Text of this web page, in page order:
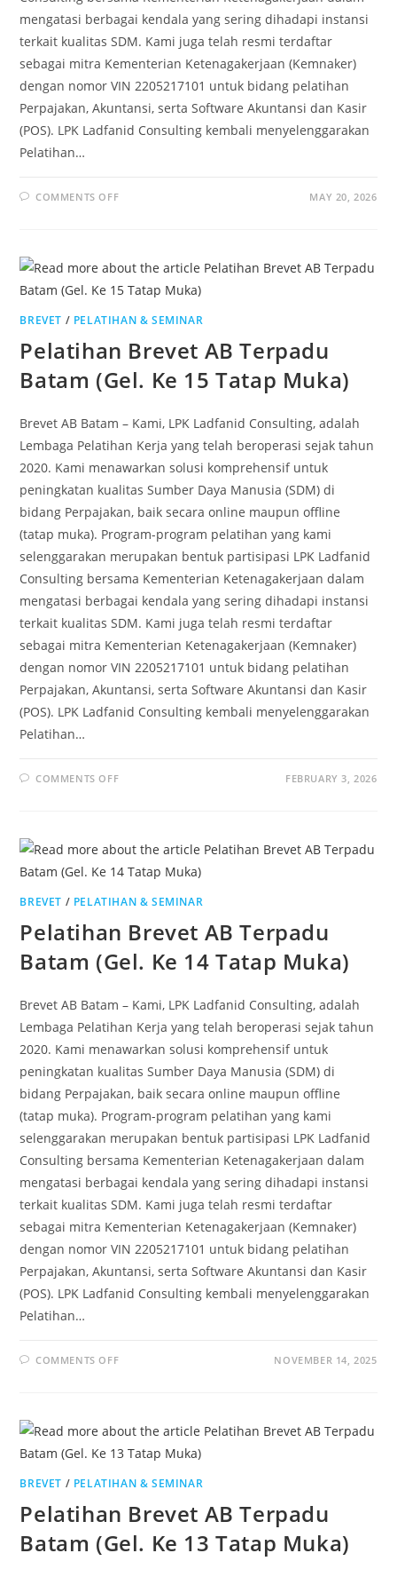
mengatasi berbagai kendala yang sering dihadapi instansi
terkait kualitas SDM. Kami juga telah resmi terdaftar
sebagai mitra Kementerian Ketenagakerjaan (Kemnaker)
dengan nomor VIN 2205217101 untuk bidang pelatihan
Perpajakan, Akuntansi, serta Software Akuntansi dan Kasir
(POS). LPK Ladfanid Consulting kembali menyelenggarakan
Pelatihan…
COMMENTS OFF MAY 20, 2026
BREVET / PELATIHAN & SEMINAR
Pelatihan Brevet AB Terpadu
Batam (Gel. Ke 15 Tatap Muka)
Brevet AB Batam – Kami, LPK Ladfanid Consulting, adalah
Lembaga Pelatihan Kerja yang telah beroperasi sejak tahun
2020. Kami menawarkan solusi komprehensif untuk
peningkatan kualitas Sumber Daya Manusia (SDM) di
bidang Perpajakan, baik secara online maupun offline
(tatap muka). Program-program pelatihan yang kami
selenggarakan merupakan bentuk partisipasi LPK Ladfanid
Consulting bersama Kementerian Ketenagakerjaan dalam
mengatasi berbagai kendala yang sering dihadapi instansi
terkait kualitas SDM. Kami juga telah resmi terdaftar
sebagai mitra Kementerian Ketenagakerjaan (Kemnaker)
dengan nomor VIN 2205217101 untuk bidang pelatihan
Perpajakan, Akuntansi, serta Software Akuntansi dan Kasir
(POS). LPK Ladfanid Consulting kembali menyelenggarakan
Pelatihan…
COMMENTS OFF FEBRUARY 3, 2026
BREVET / PELATIHAN & SEMINAR
Pelatihan Brevet AB Terpadu
Batam (Gel. Ke 14 Tatap Muka)
Brevet AB Batam – Kami, LPK Ladfanid Consulting, adalah
Lembaga Pelatihan Kerja yang telah beroperasi sejak tahun
2020. Kami menawarkan solusi komprehensif untuk
peningkatan kualitas Sumber Daya Manusia (SDM) di
bidang Perpajakan, baik secara online maupun offline
(tatap muka). Program-program pelatihan yang kami
selenggarakan merupakan bentuk partisipasi LPK Ladfanid
Consulting bersama Kementerian Ketenagakerjaan dalam
mengatasi berbagai kendala yang sering dihadapi instansi
terkait kualitas SDM. Kami juga telah resmi terdaftar
sebagai mitra Kementerian Ketenagakerjaan (Kemnaker)
dengan nomor VIN 2205217101 untuk bidang pelatihan
Perpajakan, Akuntansi, serta Software Akuntansi dan Kasir
(POS). LPK Ladfanid Consulting kembali menyelenggarakan
Pelatihan…
COMMENTS OFF NOVEMBER 14, 2025
BREVET / PELATIHAN & SEMINAR
Pelatihan Brevet AB Terpadu
Batam (Gel. Ke 13 Tatap Muka)